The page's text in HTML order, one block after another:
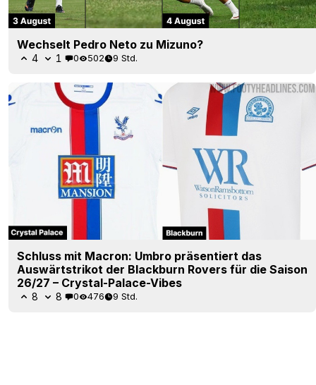
Wechselt Pedro Neto zu Mizuno?
4 1 0 502 9 Std.
Schluss mit Macron: Umbro präsentiert das
Auswärtstrikot der Blackburn Rovers für die Saison
26/27 – Crystal-Palace-Vibes
8 8 0 476 9 Std.